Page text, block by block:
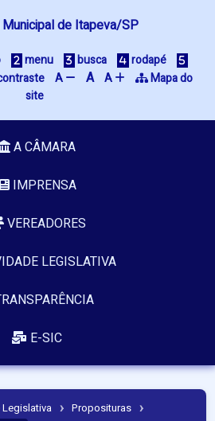
de Itapeva/SP
menu busca
rodapé
A A A
Mapa do
site
A CÂMARA
IMPRENSA
VEREADORES
LEGISLATIVA
E-SIC
› Proposituras ›